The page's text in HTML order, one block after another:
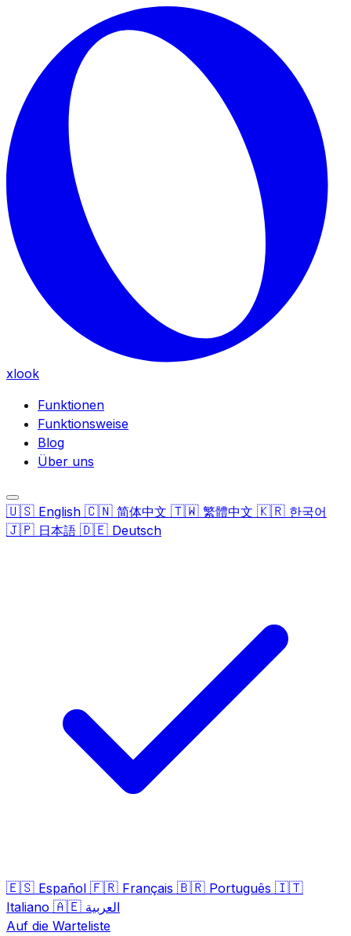
Skip to main content
xlook
Funktionen
Funktionsweise
Blog
Über uns
🇺🇸 English 🇨🇳 简体中文 🇹🇼 繁體中文 🇰🇷 한국어
🇯🇵 日本語 🇩🇪 Deutsch
🇪🇸 Español 🇫🇷 Français 🇧🇷 Português 🇮🇹
Italiano 🇦🇪 العربية
Auf die Warteliste